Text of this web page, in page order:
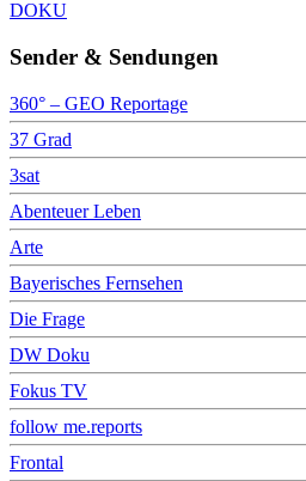
DOKU
Sender & Sendungen
360° – GEO Reportage
37 Grad
3sat
Abenteuer Leben
Arte
Bayerisches Fernsehen
Die Frage
DW Doku
Fokus TV
follow me.reports
Frontal